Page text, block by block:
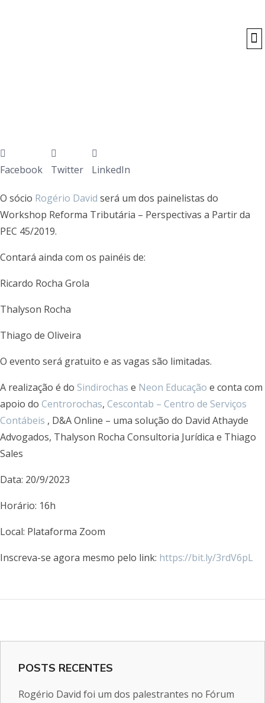
Facebook Twitter LinkedIn
O sócio Rogério David será um dos painelistas do
Workshop Reforma Tributária – Perspectivas a Partir da
PEC 45/2019.
Contará ainda com os painéis de:
Ricardo Rocha Grola
Thalyson Rocha
Thiago de Oliveira
O evento será gratuito e as vagas são limitadas.
A realização é do Sindirochas e Neon Educação e conta com
apoio do Centrorochas, Cescontab – Centro de Serviços
Contábeis , D&A Online – uma solução do David Athayde
Advogados, Thalyson Rocha Consultoria Jurídica e Thiago
Sales
Data: 20/9/2023
Horário: 16h
Local: Plataforma Zoom
Inscreva-se agora mesmo pelo link: https://bit.ly/3rdV6pL
POSTS RECENTES
Rogério David foi um dos palestrantes no Fórum